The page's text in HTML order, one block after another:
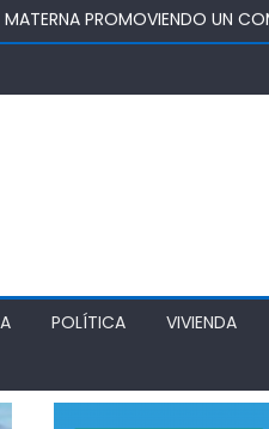
FORTALECERA EL
DEL SISTEMA FRONTAL Y
POLÍTICA VIVIENDA